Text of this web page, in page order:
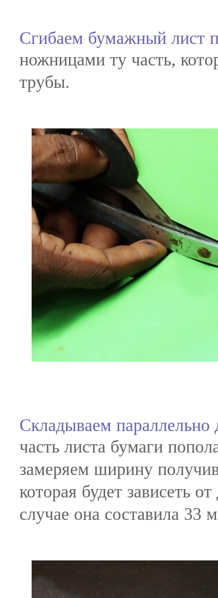
Сгибаем бумажный лист
ножницами ту часть,
трубы.
Складываем
часть листа бумаги
замеряем ширину
которая будет зависеть
случае она составила 33